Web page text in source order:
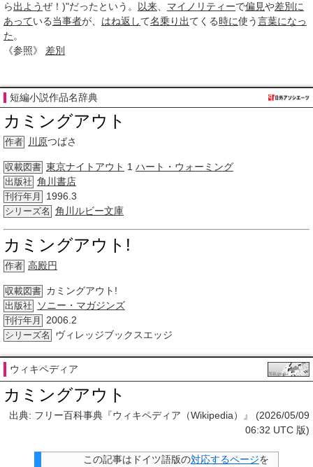
ら出ようぜ！)"だったという。 以来 マイノリティーで偏見や差別 に
あっている当事者が、 はね返して名乗り出てくる時に使う言葉になっ
た 。
《参照》 差別
短編小説作品名辞典
カミングアウト
作者 川原つばさ
収載図書 東京ナイトアウト 1 ハート・ウォーミング
出版社 角川書店
刊行年月 1996.3
シリーズ名 角川ルビー文庫
カミングアウト!
作者 高殿円
収載図書 カミングアウト!
出版社 ソニー・マガジンズ
刊行年月 2006.2
シリーズ名 ヴィレッジブックスエッジ
ウィキペディア
カミングアウト
出典: フリー百科事典『ウィキペディア（Wikipedia）』 (2026/05/09
06:32 UTC 版)
この記事は ドイツ語版の対応するページを